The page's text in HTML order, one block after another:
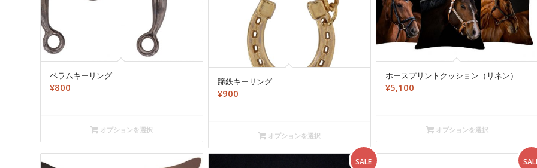
ペラムキーリング
¥800
オプションを選択
蹄鉄キーリング
¥900
オプションを選択
ホースプリントクッション（リネン）
¥5,100
オプションを選択
SALE